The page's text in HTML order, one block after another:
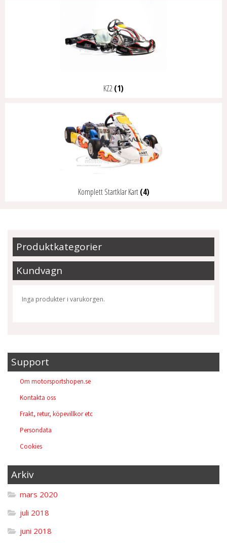
KZ2(1)
Komplett Startklar Kart(4)
Produktkategorier
Kundvagn
Inga produkter i varukorgen.
Support
Om motorsportshopen.se
Kontakta oss
Frakt, retur, köpevillkor etc
Persondata
Cookies
Arkiv
mars 2020
juli 2018
juni 2018